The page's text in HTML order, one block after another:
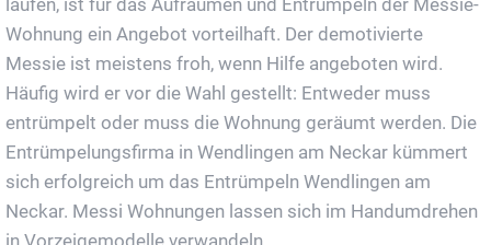
laufen, ist für das Aufräumen und Entrümpeln der Messie-
Wohnung ein Angebot vorteilhaft. Der demotivierte
Messie ist meistens froh, wenn Hilfe angeboten wird.
Häufig wird er vor die Wahl gestellt: Entweder muss
entrümpelt oder muss die Wohnung geräumt werden. Die
Entrümpelungsfirma in Wendlingen am Neckar kümmert
sich erfolgreich um das Entrümpeln Wendlingen am
Neckar. Messi Wohnungen lassen sich im Handumdrehen